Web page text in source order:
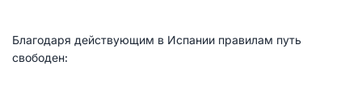
Благодаря действующим в Испании правилам путь
свободен: